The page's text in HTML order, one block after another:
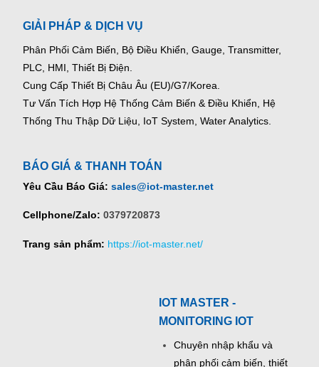
GIẢI PHÁP & DỊCH VỤ
Phân Phối Cảm Biến, Bộ Điều Khiển, Gauge, Transmitter,
PLC, HMI, Thiết Bị Điện.
Cung Cấp Thiết Bị Châu Âu (EU)/G7/Korea.
Tư Vấn Tích Hợp Hệ Thống Cảm Biến & Điều Khiển, Hệ
Thống Thu Thập Dữ Liệu, IoT System, Water Analytics.
BÁO GIÁ & THANH TOÁN
Yêu Cầu Báo Giá: sales@iot-master.net
Cellphone/Zalo: 0379720873
Trang sản phẩm: https://iot-master.net/
IOT MASTER -
MONITORING IOT
Chuyên nhập khẩu và
phân phối cảm biến, thiết